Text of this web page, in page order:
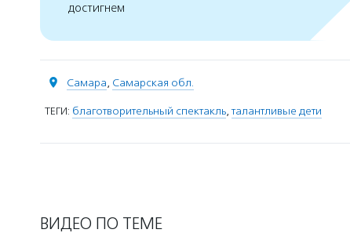
достигнем
Самара, Самарская обл.
ТЕГИ: благотворительный спектакль,талантливые дети
ВИДЕО ПО ТЕМЕ